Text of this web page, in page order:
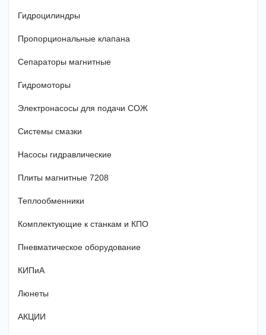
Гидроцилиндры
Пропорциональные клапана
Сепараторы магнитные
Гидромоторы
Электронасосы для подачи СОЖ
Системы смазки
Насосы гидравлические
Плиты магнитные 7208
Теплообменники
Комплектующие к станкам и КПО
Пневматическое оборудование
КИПиА
Люнеты
АКЦИИ